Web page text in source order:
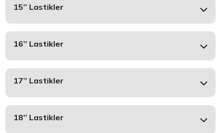
15’’ Lastikler
16’’ Lastikler
17’’ Lastikler
18’’ Lastikler